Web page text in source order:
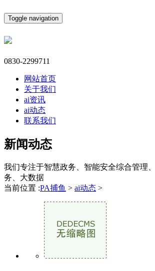
Toggle navigation
0830-2299711
网站首页
关于我们
ai资讯
ai动态
联系我们
新闻动态
我们专注于智慧政务、智能安全综合管理
务、大数据
当前位置 :PA捕鱼 > ai动态 >